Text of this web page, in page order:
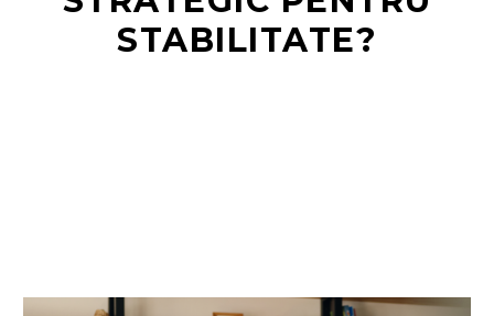
STABILITATE?